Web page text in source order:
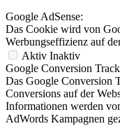
Google AdSense:
Das Cookie wird von
Werbungseffizienz auf
Aktiv Inaktiv
Google Conversion
Das Google Conversion
Conversions auf der
Informationen werden
AdWords Kampagnen